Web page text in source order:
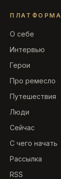
ПЛАТФОРМА
О себе
Интервью
Герои
Про ремесло
Путешествия
Люди
Сейчас
С чего начать
Рассылка
RSS